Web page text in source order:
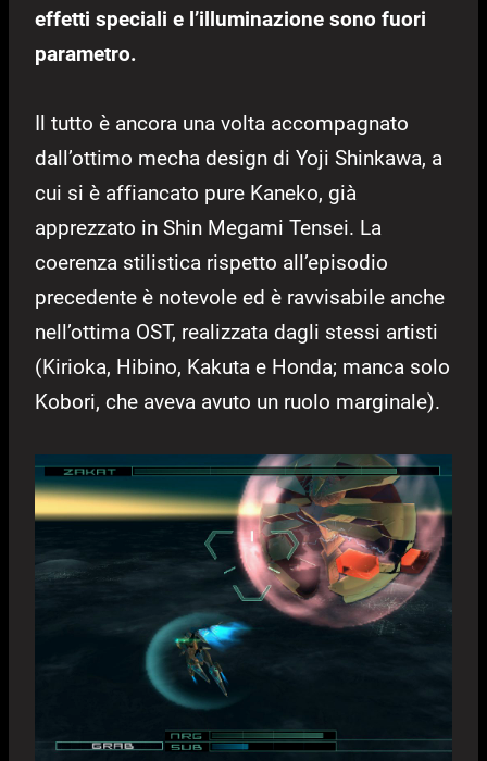
effetti speciali e l’illuminazione sono fuori
parametro.
Il tutto è ancora una volta accompagnato
dall’ottimo mecha design di Yoji Shinkawa, a
cui si è affiancato pure Kaneko, già
apprezzato in Shin Megami Tensei. La
coerenza stilistica rispetto all’episodio
precedente è notevole ed è ravvisabile anche
nell’ottima OST, realizzata dagli stessi artisti
(Kirioka, Hibino, Kakuta e Honda; manca solo
Kobori, che aveva avuto un ruolo marginale).